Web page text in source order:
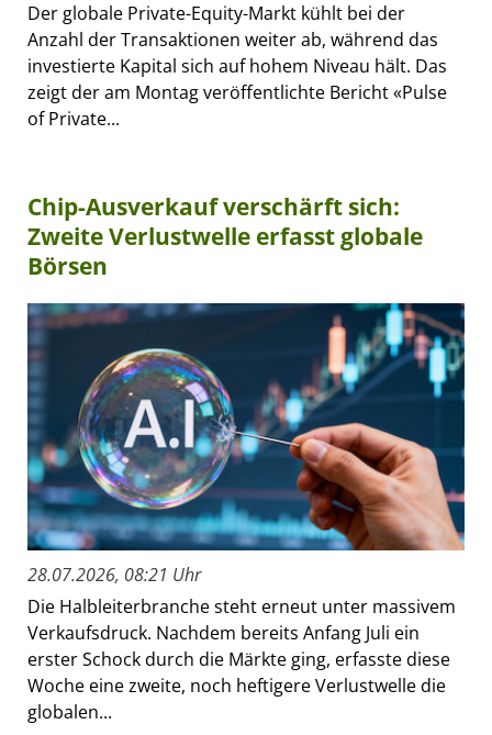
Der globale Private-Equity-Markt kühlt bei der
Anzahl der Transaktionen weiter ab, während das
investierte Kapital sich auf hohem Niveau hält. Das
zeigt der am Montag veröffentlichte Bericht «Pulse
of Private...
Chip-Ausverkauf verschärft sich:
Zweite Verlustwelle erfasst globale
Börsen
28.07.2026, 08:21 Uhr
Die Halbleiterbranche steht erneut unter massivem
Verkaufsdruck. Nachdem bereits Anfang Juli ein
erster Schock durch die Märkte ging, erfasste diese
Woche eine zweite, noch heftigere Verlustwelle die
globalen...